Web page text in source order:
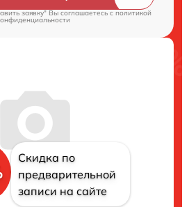
заявку" Вы соглашаетесь cполитикой
Скидка по
предварительной
записи на сайте